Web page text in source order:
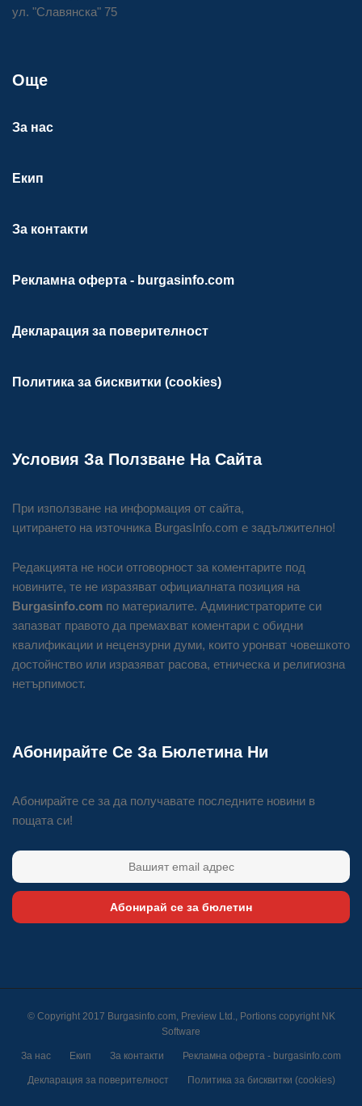
ул. "Славянска" 75
Още
За нас
Екип
За контакти
Рекламна оферта - burgasinfo.com
Декларация за поверителност
Политика за бисквитки (cookies)
Условия За Ползване На Сайта
При използване на информация от сайта,
цитирането на източника BurgasInfo.com е задължително!
Редакцията не носи отговорност за коментарите под
новините, те не изразяват официалната позиция на
Burgasinfo.com по материалите. Администраторите си
запазват правото да премахват коментари с обидни
квалификации и нецензурни думи, които уронват човешкото
достойнство или изразяват расова, етническа и религиозна
нетърпимост.
Абонирайте Се За Бюлетина Ни
Абонирайте се за да получавате последните новини в
пощата си!
Абонирай се за бюлетин
© Copyright 2017 Burgasinfo.com, Preview Ltd., Portions copyright NK
Software
За нас Екип За контакти Рекламна оферта - burgasinfo.com
Декларация за поверителност Политика за бисквитки (cookies)